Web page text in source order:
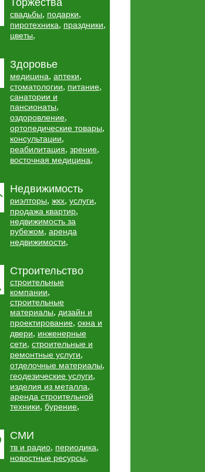
Торжества
свадьбы, подарки,
пиротехника, праздники,
цветы,
Здоровье
медицина, аптеки,
стоматологии, питание,
санатории и
пансионаты,
оздоровление,
ортопедические товары,
консультации,
реабилитация, зрение,
восточная медицина,
Недвижимость
риэлторы, жкх, услуги,
продажа квартир,
недвижимость за
рубежом, аренда
недвижимости,
Строительство
строительные
компании,
строительные
материалы, дизайн и
проектирование, окна и
двери, инженерные
сети, строительные и
ремонтные услуги,
отделочные материалы,
геодезические услуги,
изделия из металла,
аренда строительной
техники, бурение,
СМИ
тв и радио, периодика,
новостные ресурсы,